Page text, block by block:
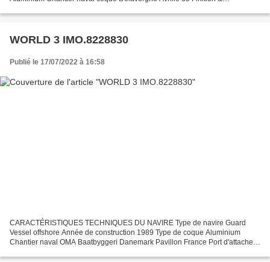
WORLD 3 IMO.8228830
Publié le 17/07/2022 à 16:58
CARACTÉRISTIQUES TECHNIQUES DU NAVIRE Type de navire Guard
Vessel offshore Année de construction 1989 Type de coque Aluminium
Chantier naval OMA Baatbyggeri Danemark Pavillon France Port d'attache